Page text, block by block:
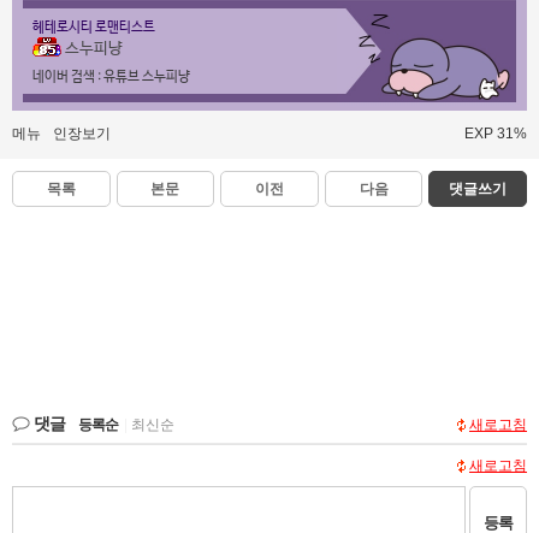
헤테로시티 로맨티스트
스누피냥
네이버 검색 : 유튜브 스누피냥
메뉴 인장보기 EXP 31%
목록 본문 이전 다음 댓글쓰기
댓글 등록순 최신순 새로고침
새로고침
등록